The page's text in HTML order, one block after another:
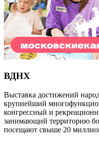
ВДНХ
Выставка достижений
крупнейший
конгрессный и
занимающий территорию
посещают свыше 20